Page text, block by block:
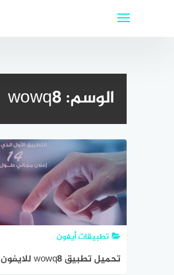
الوسم:wowq8
تطبيقات أيفون
تحميل تطبيق wowq8 للايفون